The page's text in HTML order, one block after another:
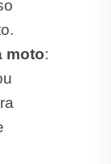
moto: